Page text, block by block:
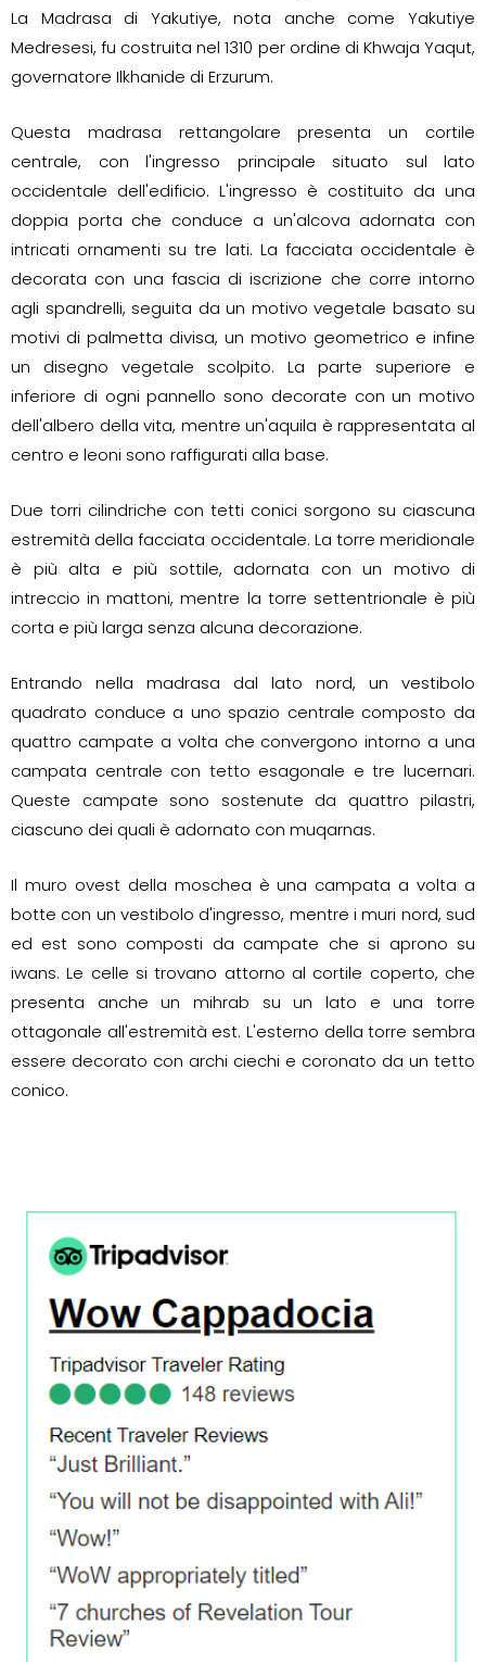
La Madrasa di Yakutiye, nota anche come Yakutiye
Medresesi, fu costruita nel 1310 per ordine di Khwaja Yaqut,
governatore Ilkhanide di Erzurum.
Questa madrasa rettangolare presenta un cortile
centrale, con l'ingresso principale situato sul lato
occidentale dell'edificio. L'ingresso è costituito da una
doppia porta che conduce a un'alcova adornata con
intricati ornamenti su tre lati. La facciata occidentale è
decorata con una fascia di iscrizione che corre intorno
agli spandrelli, seguita da un motivo vegetale basato su
motivi di palmetta divisa, un motivo geometrico e infine
un disegno vegetale scolpito. La parte superiore e
inferiore di ogni pannello sono decorate con un motivo
dell'albero della vita, mentre un'aquila è rappresentata al
centro e leoni sono raffigurati alla base.
Due torri cilindriche con tetti conici sorgono su ciascuna
estremità della facciata occidentale. La torre meridionale
è più alta e più sottile, adornata con un motivo di
intreccio in mattoni, mentre la torre settentrionale è più
corta e più larga senza alcuna decorazione.
Entrando nella madrasa dal lato nord, un vestibolo
quadrato conduce a uno spazio centrale composto da
quattro campate a volta che convergono intorno a una
campata centrale con tetto esagonale e tre lucernari.
Queste campate sono sostenute da quattro pilastri,
ciascuno dei quali è adornato con muqarnas.
Il muro ovest della moschea è una campata a volta a
botte con un vestibolo d'ingresso, mentre i muri nord, sud
ed est sono composti da campate che si aprono su
iwans. Le celle si trovano attorno al cortile coperto, che
presenta anche un mihrab su un lato e una torre
ottagonale all'estremità est. L'esterno della torre sembra
essere decorato con archi ciechi e coronato da un tetto
conico.